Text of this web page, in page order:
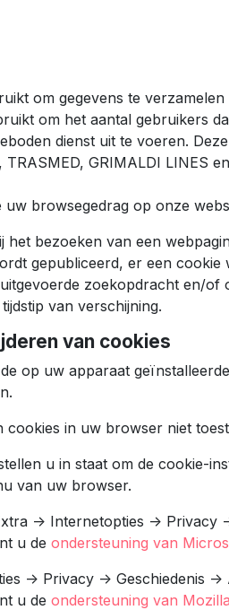
om gegevens te
om het aantal gebruikers
dienst uit te voeren.
TRASMED, GRIMALDI LINES
browsegedrag op onze
het bezoeken van een
gepubliceerd, er een
zoekopdracht en/
van verschijning.
van cookies
de op uw apparaat
cookies in uw browser niet
u in staat om de cookie-
van uw browser.
-> Internetopties -> Privacy
u de ondersteuning van
-> Privacy -> Geschiedenis -
u de ondersteuning van Mozilla